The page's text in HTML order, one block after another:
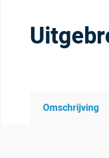
Omschrijving